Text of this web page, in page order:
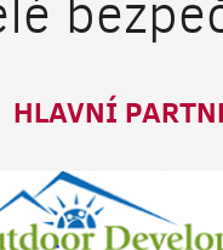
HLAVNÍ